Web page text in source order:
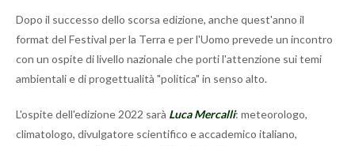
Dopo il successo dello scorsa edizione, anche quest'anno il
format del Festival per la Terra e per l'Uomo prevede un incontro
con un ospite di livello nazionale che porti l'attenzione sui temi
ambientali e di progettualità "politica" in senso alto.
L'ospite dell'edizione 2022 sarà Luca Mercalli: meteorologo,
climatologo, divulgatore scientifico e accademico italiano,